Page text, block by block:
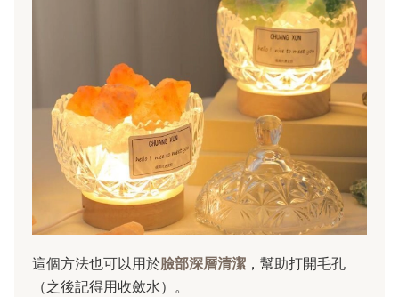
這個方法也可以用於臉部深層清潔 ，幫助打開毛孔
（之後記得用收斂水）。